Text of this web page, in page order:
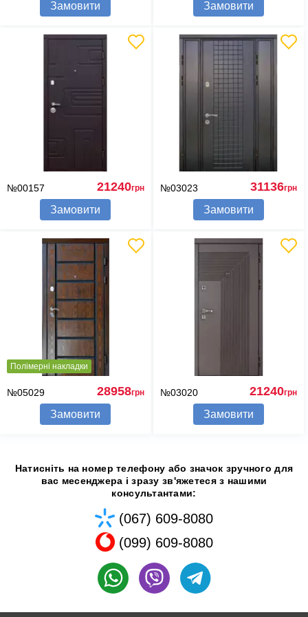
Замовити Замовити
№00157 21240грн
Замовити
№03023 31136грн
Замовити
Полімерні накладки
№05029 28958грн
Замовити
№03020 21240грн
Замовити
Натисніть на номер телефону або значок зручного для
вас месенджера і зразу зв'яжетеся з нашими
консультантами:
(067) 609-8080
(099) 609-8080